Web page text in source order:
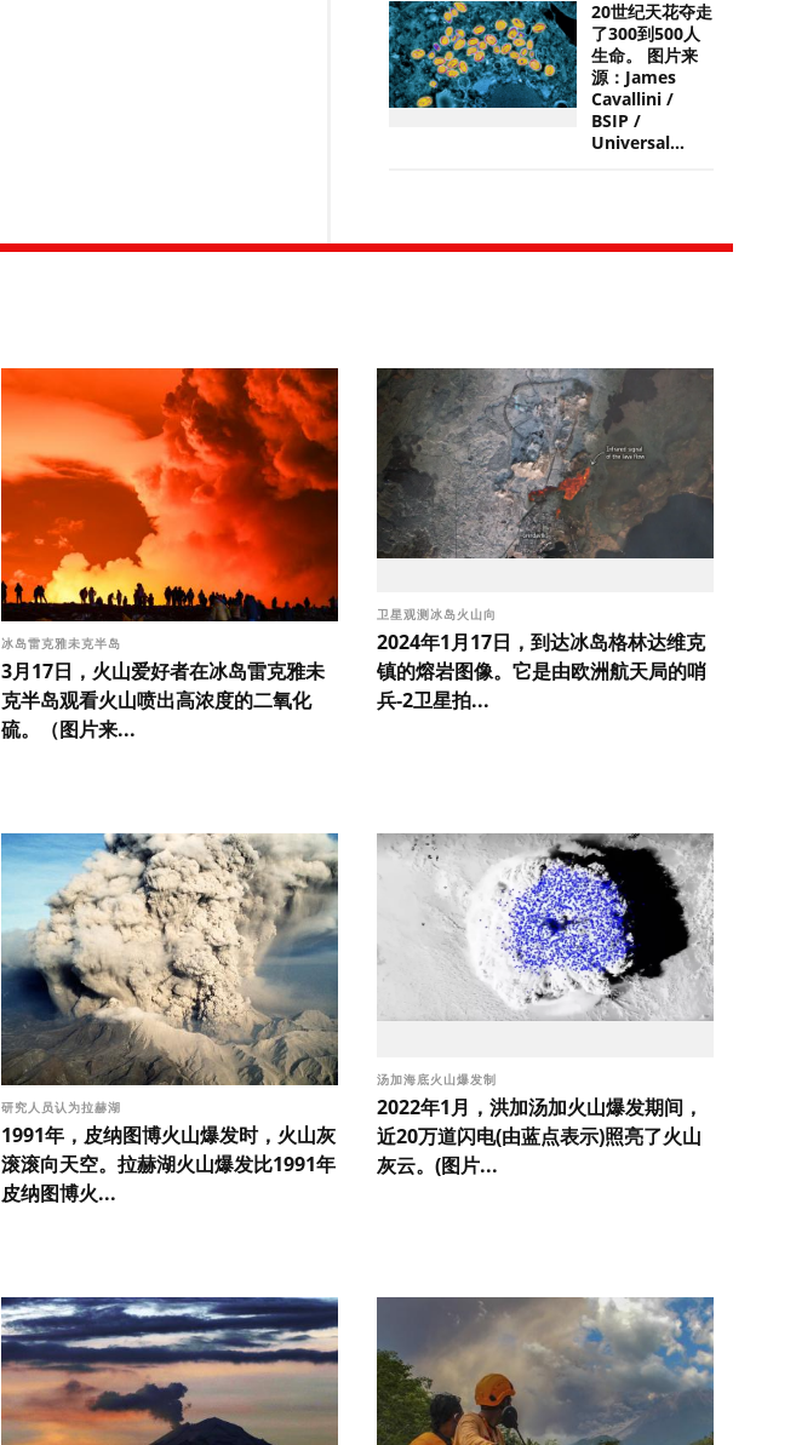
20世纪天花夺走
了300到500人
生命。 图片来
源：James
Cavallini /
BSIP /
Universal...
冰岛雷克雅未克半岛
3月17日，火山爱好者在冰岛雷克雅未
克半岛观看火山喷出高浓度的二氧化
硫。（图片来...
卫星观测冰岛火山向
2024年1月17日，到达冰岛格林达维克
镇的熔岩图像。它是由欧洲航天局的哨
兵-2卫星拍...
研究人员认为拉赫湖
1991年，皮纳图博火山爆发时，火山灰
滚滚向天空。拉赫湖火山爆发比1991年
皮纳图博火...
汤加海底火山爆发制
2022年1月，洪加汤加火山爆发期间，
近20万道闪电(由蓝点表示)照亮了火山
灰云。(图片...